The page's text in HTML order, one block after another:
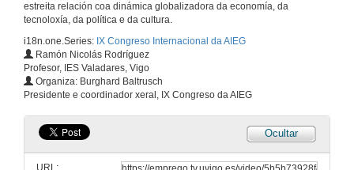
estreita relación coa dinámica globalizadora da economía, da
tecnoloxía, da política e da cultura.
i18n.one.Series: IX Congreso Internacional da AIEG
Ramón Nicolás Rodríguez
Profesor, IES Valadares, Vigo
Organiza: Burghard Baltrusch
Presidente e coordinador xeral, IX Congreso da AIEG
Ocultar
Desde o mambo ata a samba:
13 de xul. de 2009